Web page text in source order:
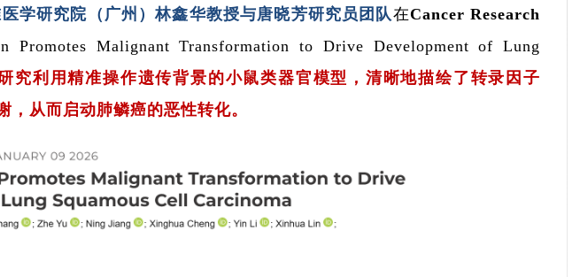
创新医疗器械平台
创新药物临床前研发平台
微生物组学平台
实验动物中心
学研究院（广州）林鑫华教授与唐晓芳研究员团队在Cancer Research
Promotes Malignant Transformation to Drive Development of Lung
究利用精准操作遗传背景的小鼠类器官模型，清晰地描绘了转录因子
从而启动肺鳞癌的恶性转化。